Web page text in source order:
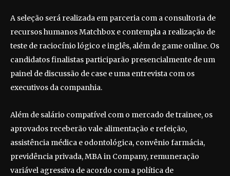
A seleção será realizada em parceria com a consultoria de
recursos humanos Matchbox e contempla a realização de
teste de raciocínio lógico e inglês, além de game online. Os
candidatos finalistas participarão presencialmente de um
painel de discussão de case e uma entrevista com os
executivos da companhia.
Além de salário compatível com o mercado de trainee, os
aprovados receberão vale alimentação e refeição,
assistência médica e odontológica, convênio farmácia,
previdência privada, MBA in Company, remuneração
variável agressiva de acordo com a política de